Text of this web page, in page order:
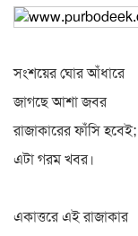
সংশয়ের ঘোর আঁধারে
জাগছে আশা জবর
রাজাকারের ফাঁসি হবেই;
এটা গরম খবর।
একাত্তরে এই রাজাকার